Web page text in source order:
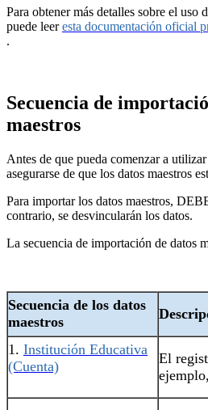
Para obtener más detalles sobre el uso
puede leeresta documentación oficial
.
Secuencia de
maestros
Antes de que pueda comenzar a
asegurarse de que los datos maestros
Para importar los datos maestros,
contrario, se desvincularán los datos.
La secuencia de importación de datos
Secuencia de los datos
maestros
1. Institución Educativa
(Cuenta)
El